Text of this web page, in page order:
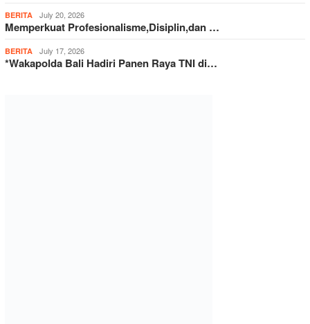
BERITA July 20, 2026
Memperkuat Profesionalisme,Disiplin,dan …
BERITA July 17, 2026
*Wakapolda Bali Hadiri Panen Raya TNI di…